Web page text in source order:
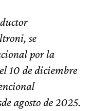
se
por la
10 de diciembre
agosto de 2025.